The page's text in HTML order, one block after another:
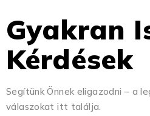
Gyakran
Kérdések
Segítünk Önnek eligazodni – a
válaszokat itt találja.